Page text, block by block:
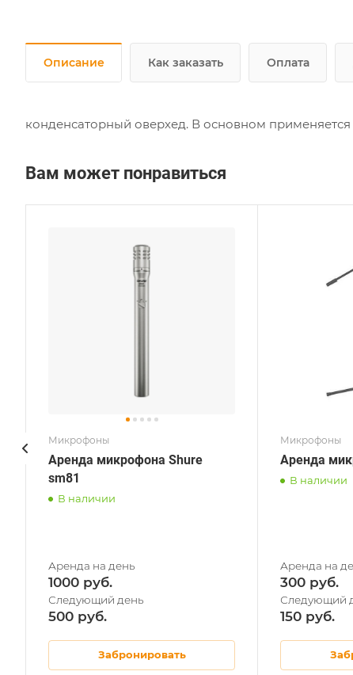
Описание Как заказать Оплата
конденсаторный оверхед. В основном
Вам может понравиться
Микрофоны
Аренда микрофона Shure
sm81
В наличии
1000
500
Забронировать
Микрофоны
Аренда
В наличии
300
150